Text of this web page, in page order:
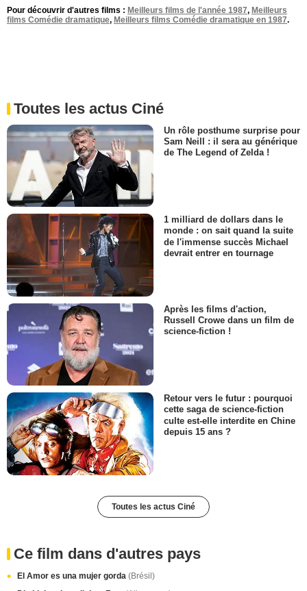
Pour découvrir d'autres films : Meilleurs films de l'année 1987, Meilleurs
films Comédie dramatique, Meilleurs films Comédie dramatique en 1987.
Toutes les actus Ciné
Un rôle posthume surprise pour
Sam Neill : il sera au générique
de The Legend of Zelda !
1 milliard de dollars dans le
monde : on sait quand la suite
de l'immense succès Michael
devrait entrer en tournage
Après les films d'action,
Russell Crowe dans un film de
science-fiction !
Retour vers le futur : pourquoi
cette saga de science-fiction
culte est-elle interdite en Chine
depuis 15 ans ?
Toutes les actus Ciné
Ce film dans d'autres pays
El Amor es una mujer gorda (Brésil)